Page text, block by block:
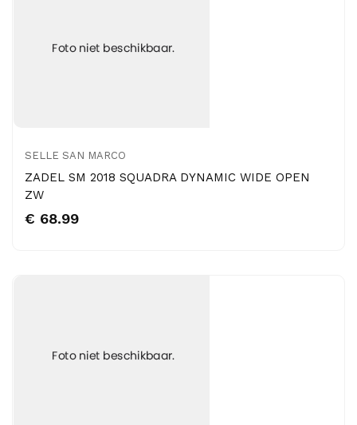
SELLE SAN MARCO
ZADEL SM 2018 SQUADRA DYNAMIC WIDE OPEN
ZW
€ 68.99